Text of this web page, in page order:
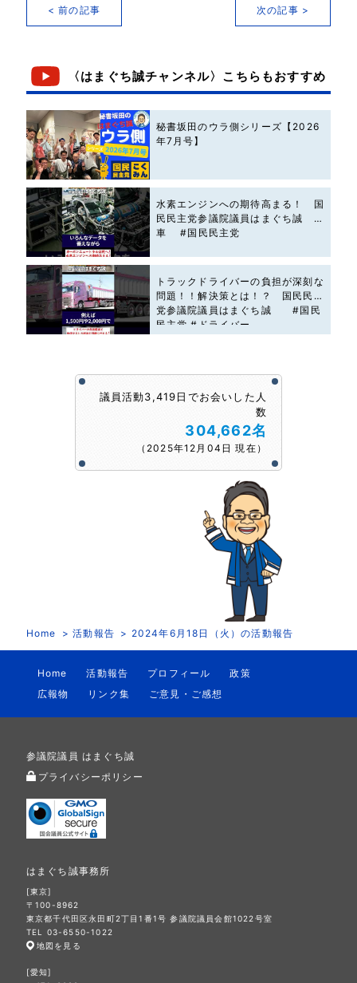
< 前の記事 次の記事 >
〈はまぐち誠チャンネル〉こちらもおすすめ
秘書坂田のウラ側シリーズ【2026
年7月号】
水素エンジンへの期待高まる！ 国
民民主党参議院議員はまぐち誠 #
車 #国民民主党
トラックドライバーの負担が深刻な
問題！！解決策とは！？ 国民民主
党参議院議員はまぐち誠 #国民
民主党 #ドライバー
議員活動3,419日でお会いした人
数
304,662名
（2025年12月04日 現在）
Home 活動報告 2024年6月18日（火）の活動報告
Home 活動報告 プロフィール
政策
広報物
リンク集 ご意見・ご感想
参議院議員 はまぐち誠
プライバシーポリシー
はまぐち誠事務所
[東京]
〒100-8962
東京都千代田区永田町2丁目1番1号 参議院議員会館1022号室
TEL 03-6550-1022
地図を見る
[愛知]